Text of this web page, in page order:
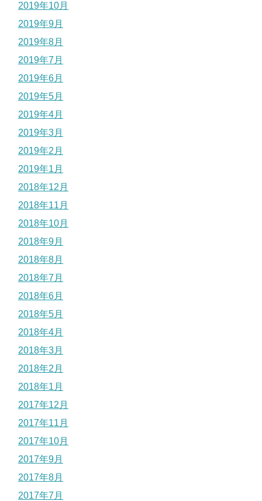
2019年10月
2019年9月
2019年8月
2019年7月
2019年6月
2019年5月
2019年4月
2019年3月
2019年2月
2019年1月
2018年12月
2018年11月
2018年10月
2018年9月
2018年8月
2018年7月
2018年6月
2018年5月
2018年4月
2018年3月
2018年2月
2018年1月
2017年12月
2017年11月
2017年10月
2017年9月
2017年8月
2017年7月